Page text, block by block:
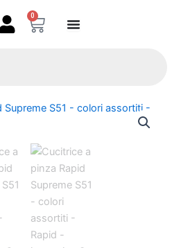
0
Carrello